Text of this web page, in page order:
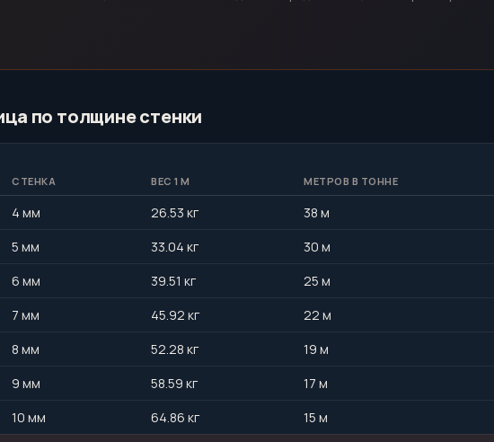
по толщине стенки
СТЕНКА ВЕС 1 М МЕТРОВ В ТОННЕ
4 мм 26.53 кг
38 м
5 мм 33.04 кг
30 м
6 мм 39.51 кг
25 м
7 мм 45.92 кг
22 м
8 мм 52.28 кг
19 м
9 мм 58.59 кг
17 м
10 мм 64.86 кг
15 м